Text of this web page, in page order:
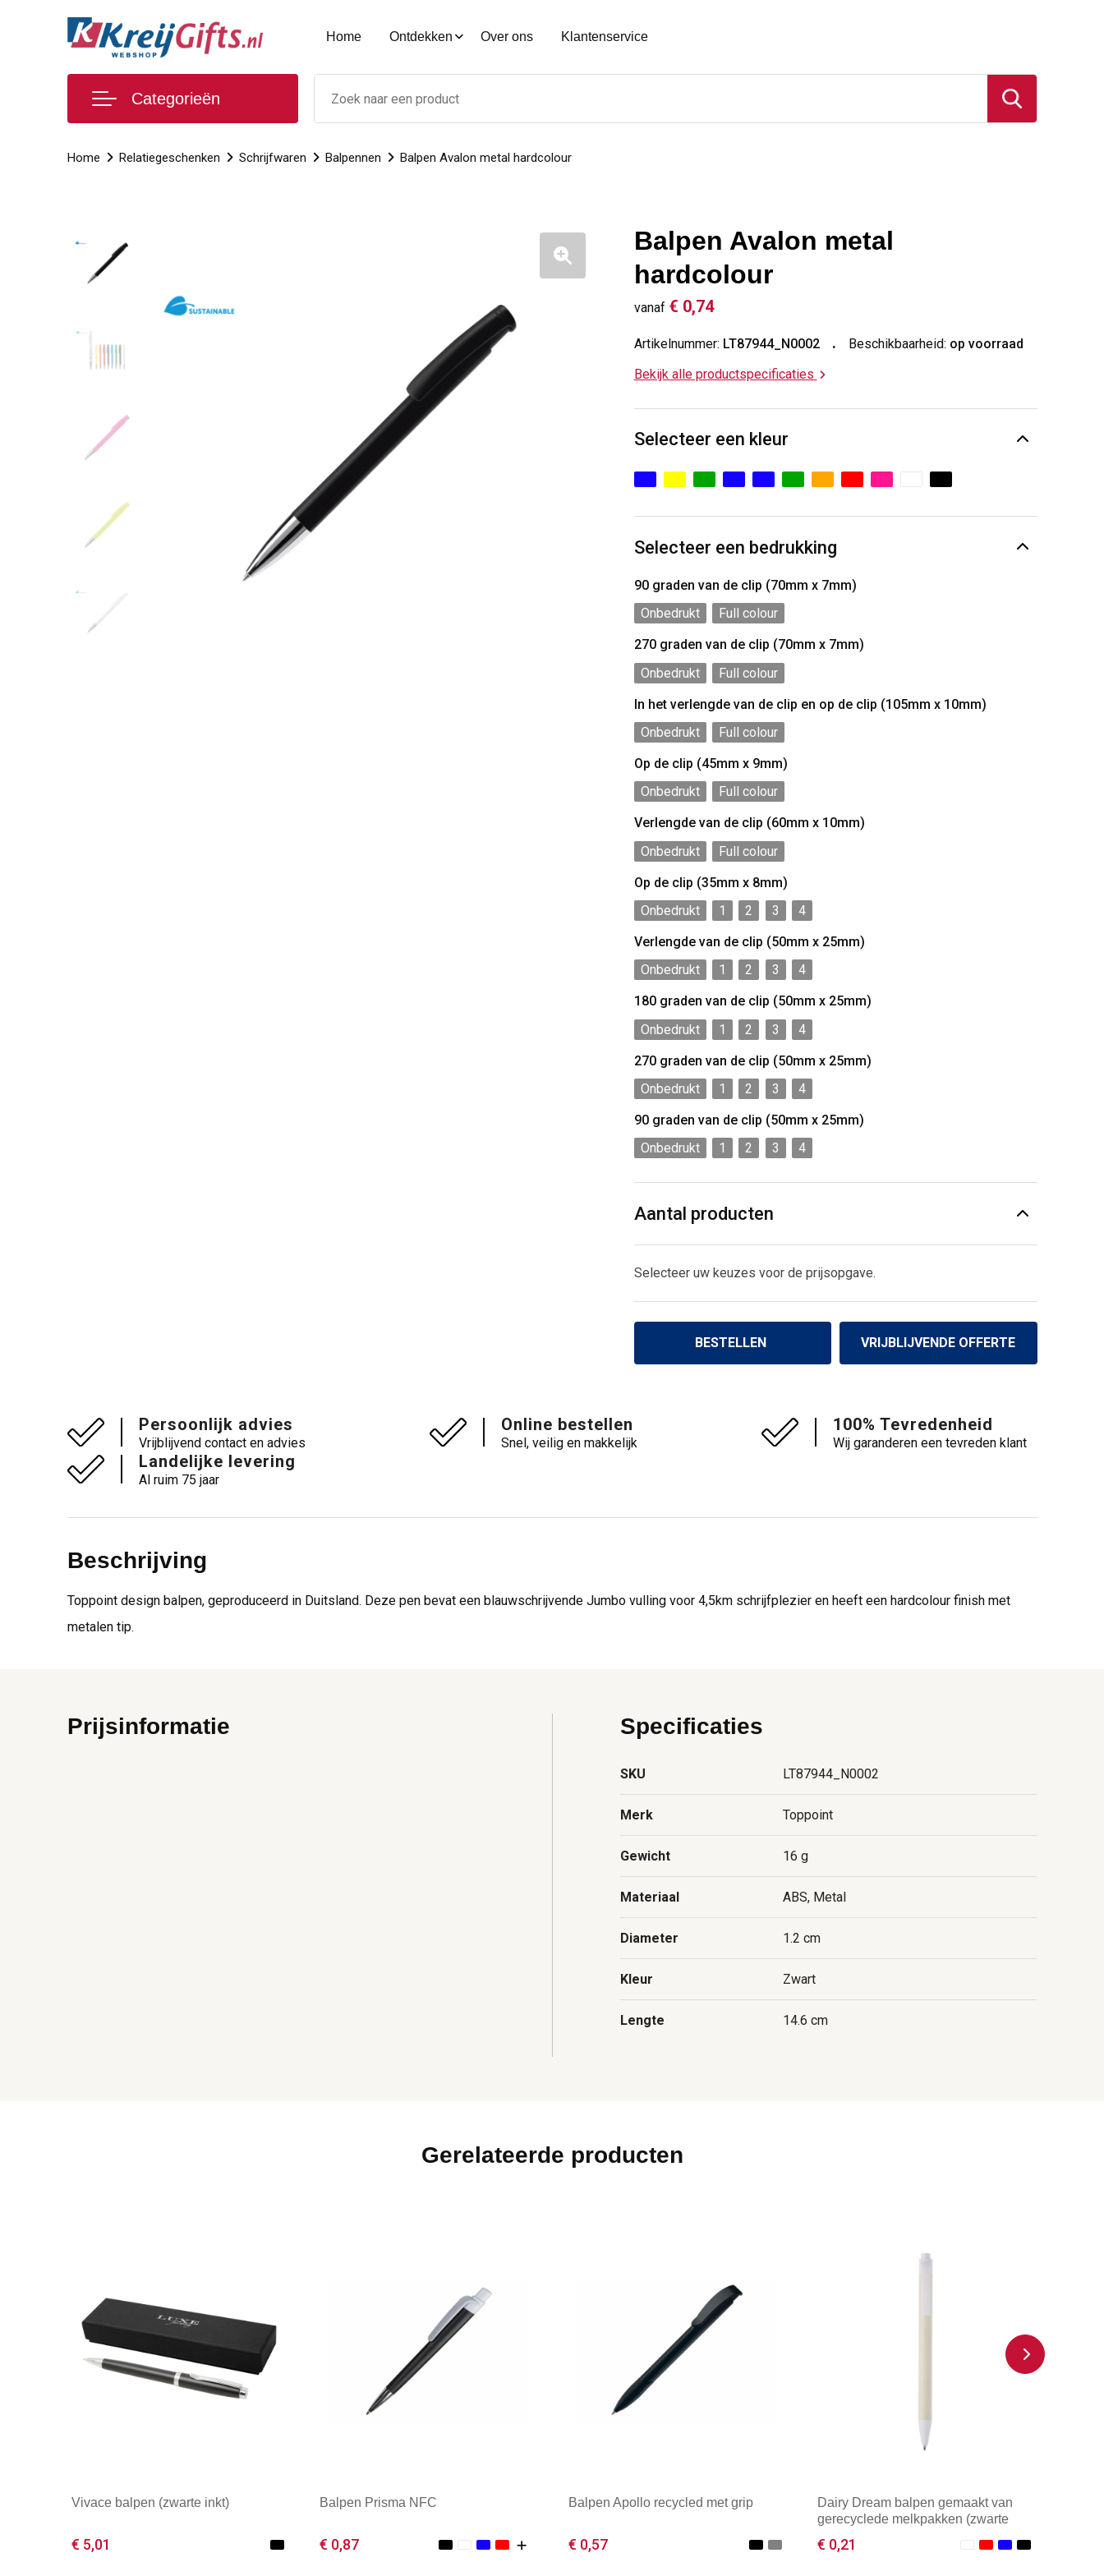
Home Ontdekken Over ons Klantenservice
Categorieën
Home Relatiegeschenken Schrijfwaren Balpennen Balpen Avalon metal hardcolour
Balpen Avalon metal
hardcolour
vanaf € 0,74
Artikelnummer: LT87944_N0002 Beschikbaarheid: op voorraad
Bekijk alle productspecificaties
Selecteer een kleur
Selecteer een bedrukking
90 graden van de clip (70mm x 7mm)
Onbedrukt
Full colour
270 graden van de clip (70mm x 7mm)
Onbedrukt
Full colour
In het verlengde van de clip en op de clip (105mm x 10mm)
Onbedrukt
Full colour
Op de clip (45mm x 9mm)
Onbedrukt
Full colour
Verlengde van de clip (60mm x 10mm)
Onbedrukt
Full colour
Op de clip (35mm x 8mm)
Onbedrukt
1 2 3
4
Verlengde van de clip (50mm x 25mm)
Onbedrukt
1 2 3
4
180 graden van de clip (50mm x 25mm)
Onbedrukt
1 2 3
4
270 graden van de clip (50mm x 25mm)
Onbedrukt
1 2 3
4
90 graden van de clip (50mm x 25mm)
Onbedrukt
1 2 3 4
Aantal producten
Selecteer uw keuzes voor de prijsopgave.
BESTELLEN VRIJBLIJVENDE OFFERTE
Persoonlijk advies
Vrijblijvend contact en advies
Online bestellen
Snel, veilig en makkelijk
100% Tevredenheid
Wij garanderen een tevreden klant
Landelijke levering
Al ruim 75 jaar
Beschrijving
Toppoint design balpen, geproduceerd in Duitsland. Deze pen bevat een blauwschrijvende Jumbo vulling voor 4,5km schrijfplezier en heeft een hardcolour finish met
metalen tip.
Prijsinformatie Specificaties
SKU LT87944_N0002
Merk Toppoint
Gewicht 16 g
Materiaal ABS, Metal
Diameter 1.2 cm
Kleur Zwart
Lengte 14.6 cm
Gerelateerde producten
Vivace balpen (zwarte inkt)
€ 5,01
Balpen Prisma NFC
€ 0,87
Balpen Apollo recycled met grip
€ 0,57
Dairy Dream balpen gemaakt van
gerecyclede melkpakken (zwarte
€ 0,21